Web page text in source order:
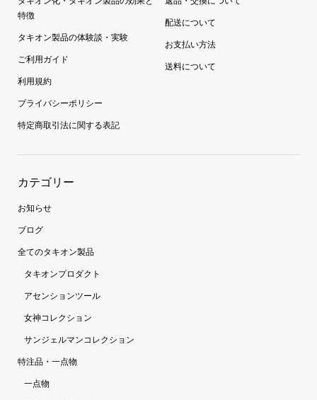
特徴
タキオン製品の体験談・実験
ご利用ガイド
利用規約
プライバシーポリシー
特定商取引法に関する表記
配送について
お支払い方法
送料について
カテゴリー
お知らせ
ブログ
全てのタキオン製品
タキオンプロダクト
アセンションツール
女神コレクション
サンジェルマンコレクション
特注品・一点物
一点物